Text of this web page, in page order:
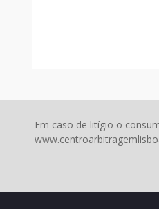
Em caso de litígio o